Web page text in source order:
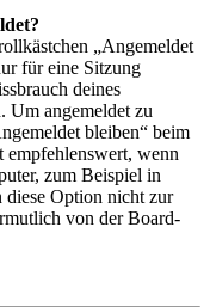
„Angemeldet
für eine Sitzung
deines
Um angemeldet zu
bleiben“ beim
empfehlenswert, wenn
zum Beispiel in
diese Option nicht zur
von der Board-